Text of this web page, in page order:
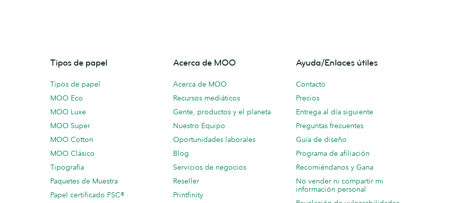
Tipos de papel
Tipos de papel
MOO Eco
MOO Luxe
MOO Super
MOO Cotton
MOO Clásico
Tipografía
Paquetes de Muestra
Papel certificado FSC®
Acerca de MOO
Acerca de MOO
Recursos mediáticos
Gente, productos y el planeta
Nuestro Equipo
Oportunidades laborales
Blog
Servicios de negocios
Reseller
Printfinity
Ayuda/Enlaces útiles
Contacto
Precios
Entrega al día siguiente
Preguntas frecuentes
Guía de diseño
Programa de afiliación
Recomiéndanos y Gana
No vender ni compartir mi
información personal